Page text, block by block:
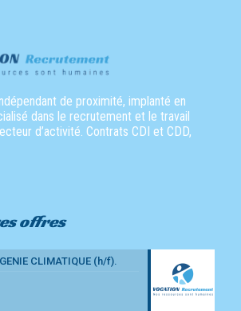
de proximité, implanté en
dans le recrutement et le travail
d’activité. Contrats CDI et CDD,
offres
CLIMATIQUE (h/f).